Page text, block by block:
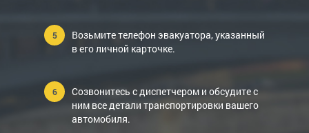
Возьмите телефон эвакуатора, указанный
в его личной карточке.
Созвонитесь с диспетчером и обсудите с
ним все детали транспортировки вашего
автомобиля.